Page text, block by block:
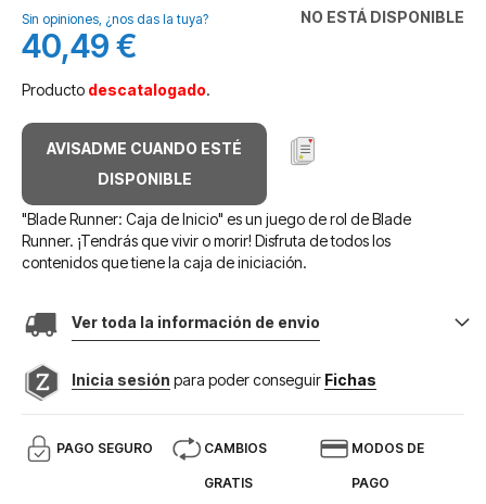
de
la
galería
imágenes
NO ESTÁ DISPONIBLE
Sin opiniones, ¿nos das la tuya?
40,49 €
Producto descatalogado.
AVISADME CUANDO ESTÉ
DISPONIBLE
"Blade Runner: Caja de Inicio" es un juego de rol de Blade
Runner. ¡Tendrás que vivir o morir! Disfruta de todos los
contenidos que tiene la caja de iniciación.
Ver toda la información de envio
Inicia sesión para poder conseguir Fichas
PAGO SEGURO CAMBIOS
GRATIS
MODOS DE
PAGO